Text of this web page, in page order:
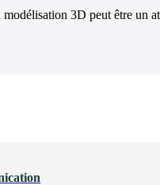
3D peut être un